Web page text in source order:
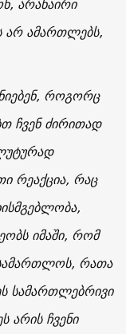
არ ამართლებს,
როგორც
ჩვენ ძირითად
რეაქცია, რაც
იმაში, რომ
რათა
სამართლებრივი
არის ჩვენი